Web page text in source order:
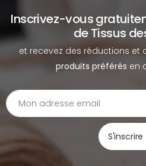
Inscrivez-vous
de Tissus
et recevez des réductions et
produits préférés en
S'inscrire